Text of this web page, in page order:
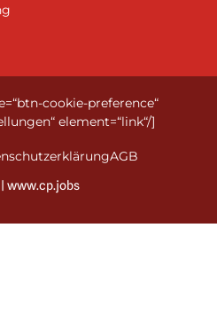
cookie-preference“
element=“link“/]
AGB
www.cp.jobs